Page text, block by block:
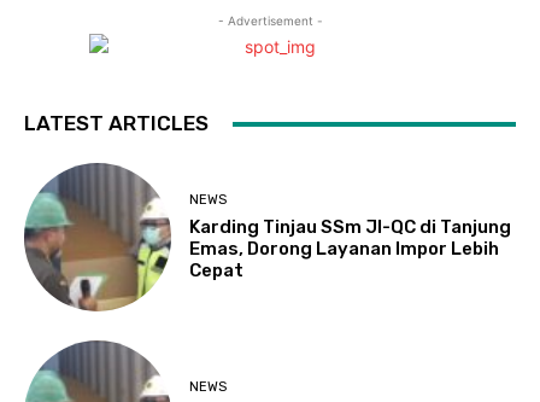
- Advertisement -
LATEST ARTICLES
NEWS
Karding Tinjau SSm JI-QC di Tanjung
Emas, Dorong Layanan Impor Lebih
Cepat
NEWS